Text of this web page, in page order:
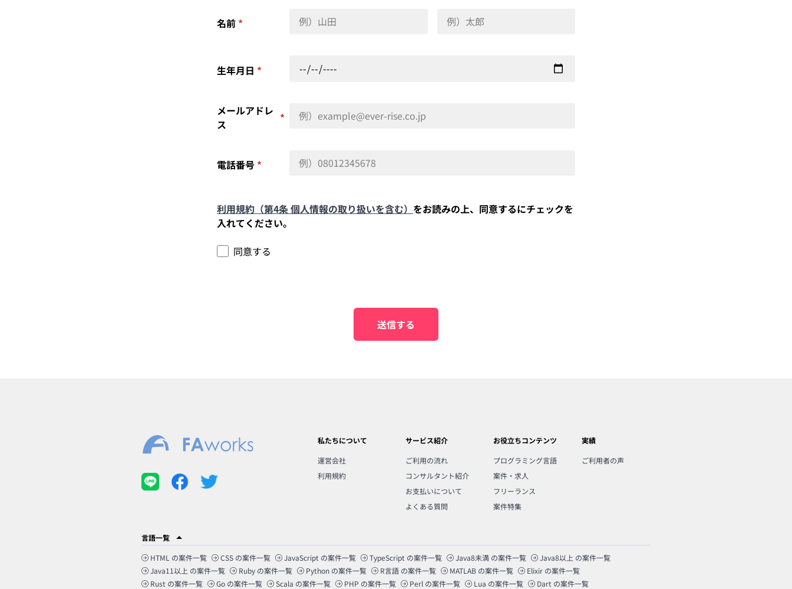
名前 *
生年月日 *
メールアドレ
ス
*
電話番号 *
利用規約（第4条 個人情報の取り扱いを含む） をお読みの上、同意するにチェックを
入れてください。
同意する
送信する
私たちについて
運営会社
利用規約
サービス紹介
ご利用の流れ
コンサルタント紹介
お支払いについて
よくある質問
お役立ちコンテンツ
プログラミング言語
案件・求人
フリーランス
案件特集
実績
ご利用者の声
言語一覧
HTML の案件一覧 CSS の案件一覧 JavaScript の案件一覧 TypeScript の案件一覧 Java8未満 の案件一覧 Java8以上 の案件一覧
Java11以上 の案件一覧 Ruby の案件一覧 Python の案件一覧 R言語 の案件一覧 MATLAB の案件一覧 Elixir の案件一覧
Rust の案件一覧 Go の案件一覧 Scala の案件一覧 PHP の案件一覧 Perl の案件一覧 Lua の案件一覧 Dart の案件一覧